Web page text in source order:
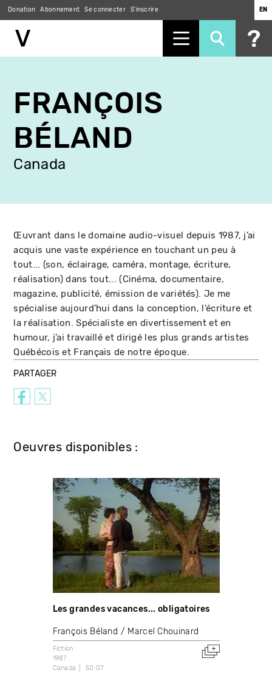
contenu
principal
Donation Abonnement Se connecter S'inscrire EN
FRANÇOIS
BÉLAND
Canada
Œuvrant dans le domaine audio-visuel depuis 1987, j’ai
acquis une vaste expérience en touchant un peu à
tout... (son, éclairage, caméra, montage, écriture,
réalisation) dans tout... (Cinéma, documentaire,
magazine, publicité, émission de variétés). Je me
spécialise aujourd’hui dans la conception, l’écriture et
la réalisation. Spécialiste en divertissement et en
humour, j’ai travaillé et dirigé les plus grands artistes
Québécois et Français de notre époque.
PARTAGER
Oeuvres disponibles :
Les grandes vacances... obligatoires
François Béland Marcel Chouinard
Fiction
1987
Canada
50:07